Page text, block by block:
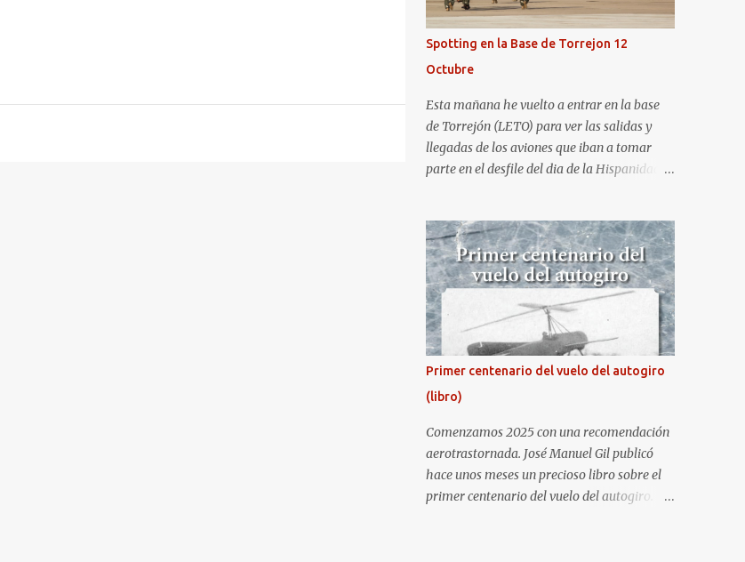
sábado 23 de julio de 2022 asistí, gracias a
Aerospotters Principado a una genial sesión
fotográfica en el aeródromo de La Morgal
(todavía no he tenido tiempo de procesar
esas imágenes). Al día siguiente, asistí al
Festival Aéreo de Gijón . He aquí algunas de
las tomas que realicé este pasado domingo.
Spotting en la Base de Torrejon 12
Octubre
Esta mañana he vuelto a entrar en la base
de Torrejón (LETO) para ver las salidas y
llegadas de los aviones que iban a tomar
parte en el desfile del dia de la Hispanidad,
oportunidad de ser socio de la Asociación
Aire para entrar a la base. Los últimos años
había hecho fotos desde fuera (hay un sitio
cercano en la senda de aterrizaje) pero... no
es lo mismo :-) La cita comenzaba a las 8:30
de la mañana en el control de seguridad de
la base militar con mas de 100 personas
haciendo cola para identificarnos antes de
acceder. Una vez dentro, como otras
ocasiones, hemos dejado los coches en una
zona común desde la que nos han
trasladado en autobuses por el interior de la
base. La primera parada ha sido en la
Primer centenario del vuelo del autogiro
(libro)
Comenzamos 2025 con una recomendación
aerotrastornada. José Manuel Gil publicó
hace unos meses un precioso libro sobre el
primer centenario del vuelo del autogiro.